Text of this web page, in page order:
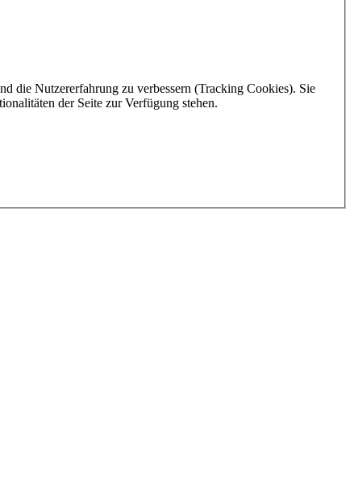
die Nutzererfahrung zu verbessern (Tracking Cookies). Sie
der Seite zur Verfügung stehen.